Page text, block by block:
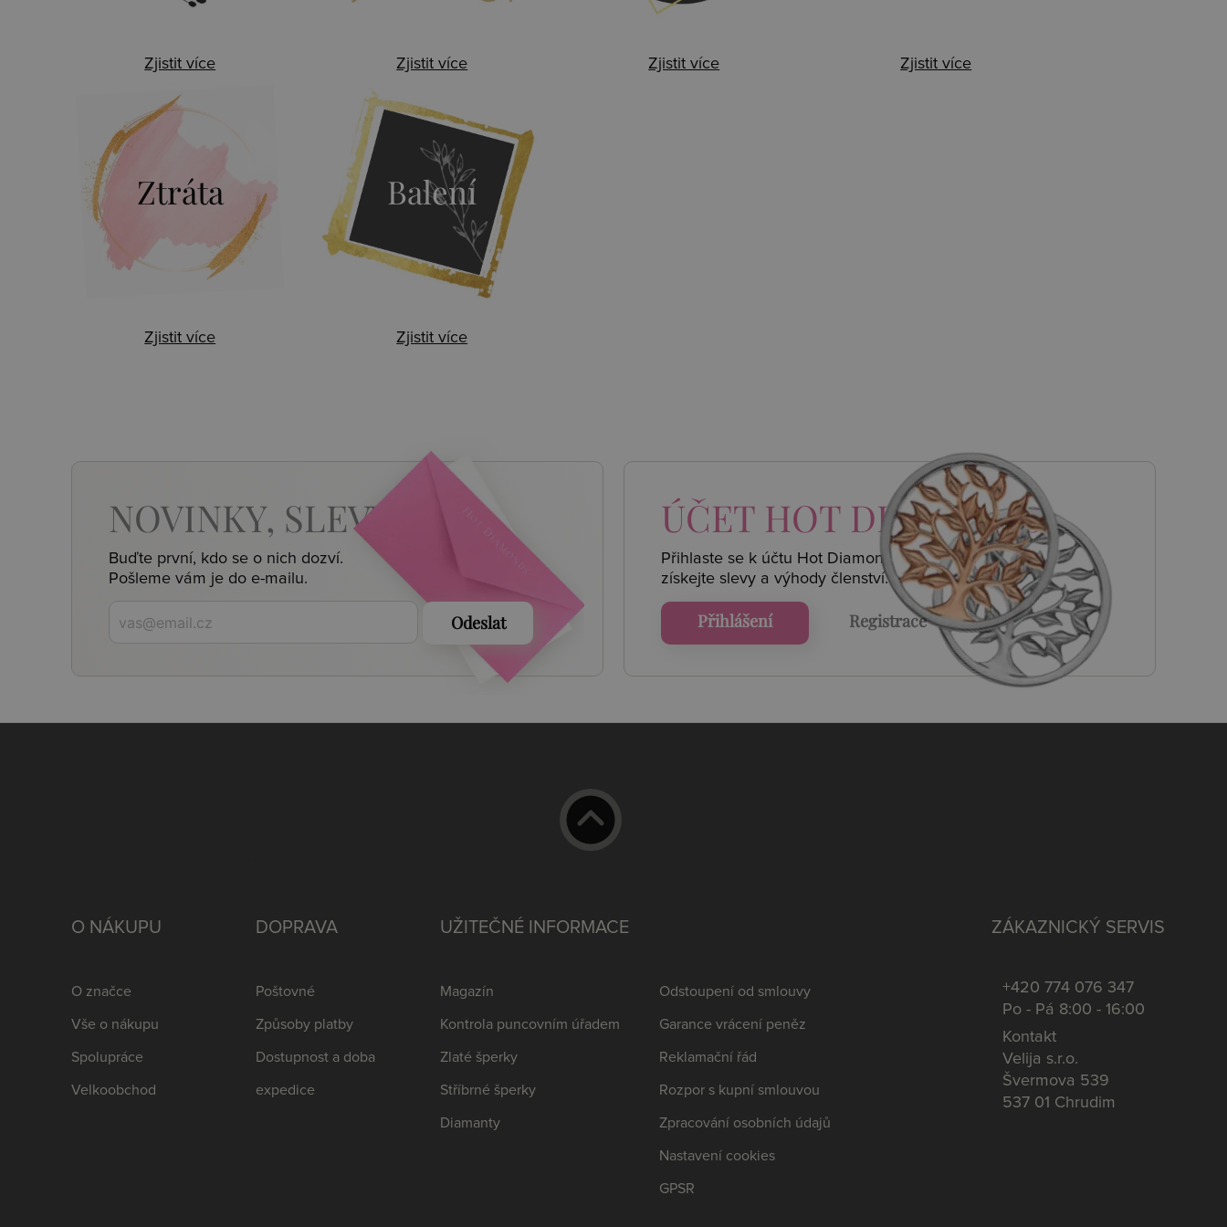
Zjistit více Zjistit více Zjistit více Zjistit více
Ztráta
Zjistit více
Balení
Zjistit více
NOVINKY, SLEVY, AKCE
Buďte první, kdo se o nich dozví.
Pošleme vám je do e-mailu.
Odeslat
ÚČET HOT DIAMONDS
Přihlaste se k účtu Hot Diamonds a
získejte slevy a výhody členství.
Přihlášení Registrace
ZÁKAZNICKÝ SERVIS
+420 774 076 347
Po - Pá 8:00 - 16:00
Kontakt
Velija s.r.o.
Švermova 539
537 01 Chrudim
O NÁKUPU
O značce
Vše o nákupu
Spolupráce
Velkoobchod
DOPRAVA
Poštovné
Způsoby platby
Dostupnost a doba
expedice
UŽITEČNÉ INFORMACE
Magazín
Kontrola puncovním úřadem
Zlaté šperky
Stříbrné šperky
Diamanty
Odstoupení od smlouvy
Garance vrácení peněz
Reklamační řád
Rozpor s kupní smlouvou
Zpracování osobních údajů
Nastavení cookies
GPSR